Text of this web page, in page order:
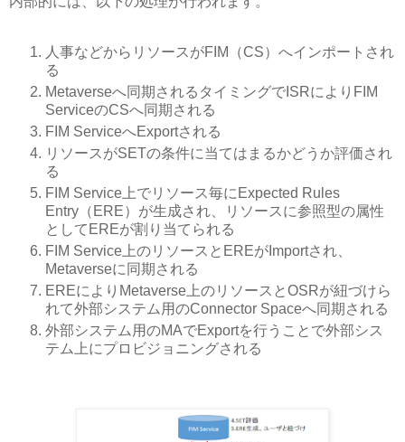
人事などからリソースがFIM（CS）へインポートされ
る
Metaverseへ同期されるタイミングでISRによりFIM
ServiceのCSへ同期される
FIM ServiceへExportされる
リソースがSETの条件に当てはまるかどうか評価され
る
FIM Service上でリソース毎にExpected Rules
Entry（ERE）が生成され、リソースに参照型の属性
としてEREが割り当てられる
FIM Service上のリソースとEREがImportされ、
Metaverseに同期される
EREによりMetaverse上のリソースとOSRが紐づけら
れて外部システム用のConnector Spaceへ同期される
外部システム用のMAでExportを行うことで外部シス
テム上にプロビジョニングされる